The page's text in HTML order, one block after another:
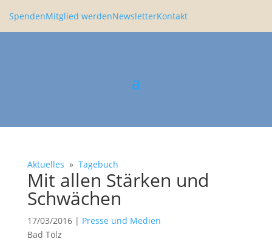
SpendenMitglied werdenNewsletterKontakt
Aktuelles » Tagebuch
Mit allen Stärken und
Schwä­chen
17/03/2016| Presse und Medien
Bad Tölz